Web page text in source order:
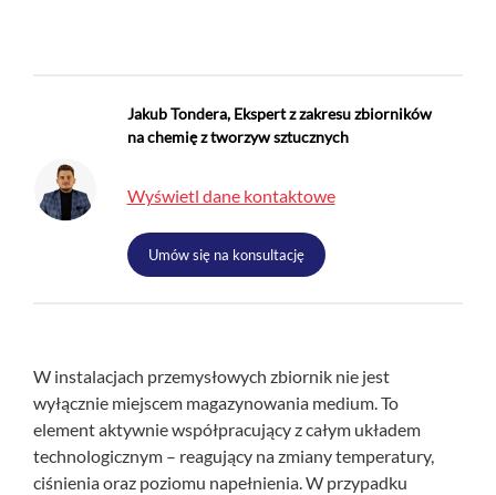
Kontakt
Jakub Tondera, Ekspert z zakresu zbiorników
na chemię z tworzyw sztucznych
Wyświetl dane kontaktowe
Umów się na konsultację
W instalacjach przemysłowych zbiornik nie jest
wyłącznie miejscem magazynowania medium. To
element aktywnie współpracujący z całym układem
technologicznym – reagujący na zmiany temperatury,
ciśnienia oraz poziomu napełnienia. W przypadku